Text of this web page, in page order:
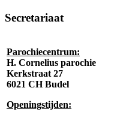
Secretariaat
Parochiecentrum:
H. Cornelius parochie
Kerkstraat 27
6021 CH Budel
Openingstijden: